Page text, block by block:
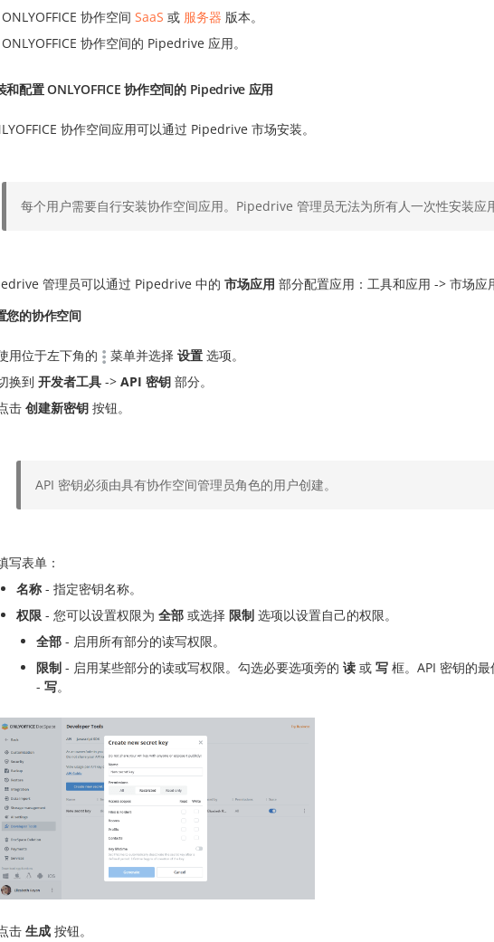
ONLYOFFICE 协作空间 SaaS 或 服务器 版本。
ONLYOFFICE 协作空间的 Pipedrive 应用。
和配置 ONLYOFFICE 协作空间的 Pipedrive 应用
协作空间应用可以通过 Pipedrive 市场安装。
每个用户需要自行安装协作空间应用。Pipedrive 管理员无法为所有人一次性安装应
管理员可以通过 Pipedrive 中的 市场应用 部分配置应用：工具和应用 -> 市场应
您的协作空间
用位于左下角的 菜单并选择 设置 选项。
换到 开发者工具 -> API 密钥 部分。
击 创建新密钥 按钮。
API 密钥必须由具有协作空间管理员角色的用户创建。
写表单：
名称 - 指定密钥名称。
权限 - 您可以设置权限为 全部 或选择 限制 选项以设置自己的权限。
全部 - 启用所有部分的读写权限。
限制 - 启用某些部分的读或写权限。勾选必要选项旁的 读 或 写 框。API 密钥的最
- 写。
击 生成 按钮。